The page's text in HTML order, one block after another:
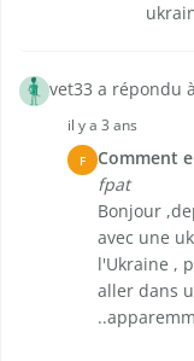
vet33 a répondu
il y a 3 ans
F Comment
fpat
Bonjour
avec une
l'Ukraine ,
aller dans